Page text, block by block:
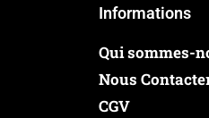
Informations
Qui sommes-
Nous
CGV